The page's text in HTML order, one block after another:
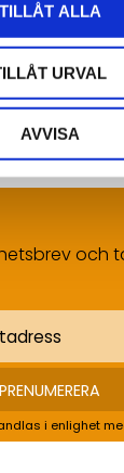
TILLÅT ALLA
URVAL
AVVISA
ett
och
PRENUMERERA
i enlighet